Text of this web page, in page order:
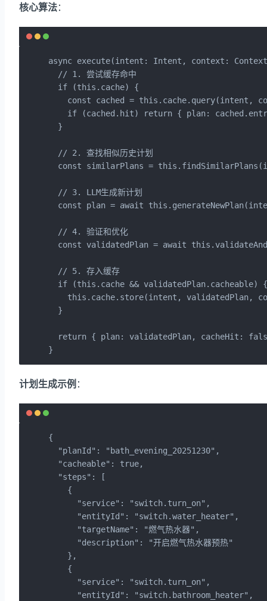
核心算法：
async execute(intent: Intent, context:
  // 1. 尝试缓存命中
  if (this.cache) {
const cached = this.cache.query(intent,
if (cached.hit) return { plan:
  }
  // 2. 查找相似历史计划
const similarPlans =
  // 3. LLM生成新计划
const plan = await
  // 4. 验证和优化
const validatedPlan = await
  // 5. 存入缓存
  if (this.cache && validatedPlan.cacheable) {
this.cache.store(intent, validatedPlan,
  }
return { plan: validatedPlan, cacheHit:
}
计划生成示例 ：
{
  "planId": "bath_evening_20251230",
  "cacheable": true,
  "steps": [
    {
      "service": "switch.turn_on",
      "entityId": "switch.water_heater",
      "targetName": "燃气热水器",
      "description": "开启燃气热水器预热"
    },
    {
      "service": "switch.turn_on",
      "entityId": "switch.bathroom_heater",